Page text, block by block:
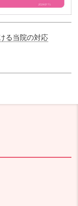
る当院の対応